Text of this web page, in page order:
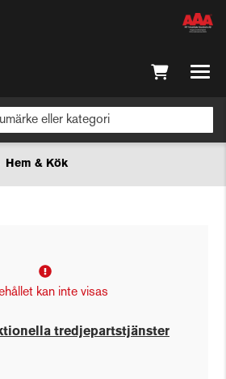
Hem & Kök
kan inte visas
tredjepartstjänster